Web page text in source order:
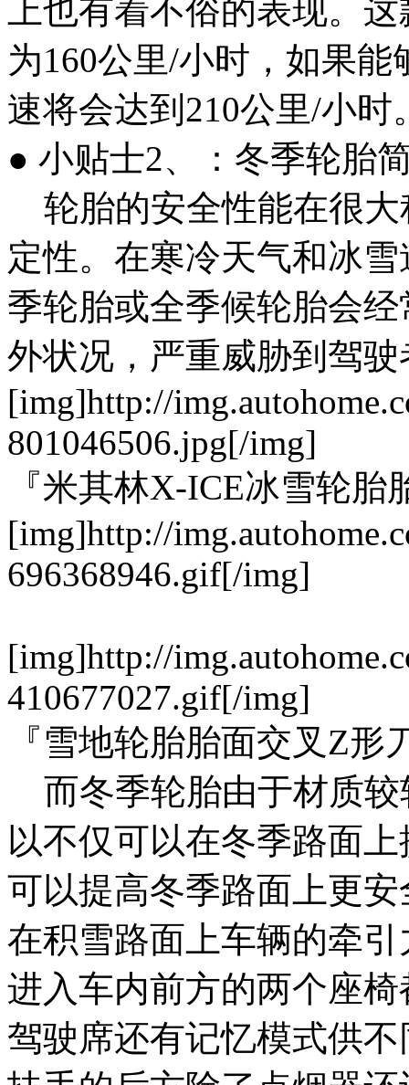
上也有着不俗的表现。
为160公里/小时，如果
速将会达到210公里/小时
● 小贴士2、：冬季轮胎
轮胎的安全性能在很大
定性。在寒冷天气和冰
季轮胎或全季候轮胎会
外状况，严重威胁到驾
[img]http://
801046506.jpg[/img]
『米其林X-ICE冰雪轮胎
[img]http://
696368946.gif[/img]
[img]http://
410677027.gif[/img]
『雪地轮胎胎面交叉Z形
而冬季轮胎由于材质较
以不仅可以在冬季路面
可以提高冬季路面上更
在积雪路面上车辆的牵引
进入车内前方的两个座
驾驶席还有记忆模式供